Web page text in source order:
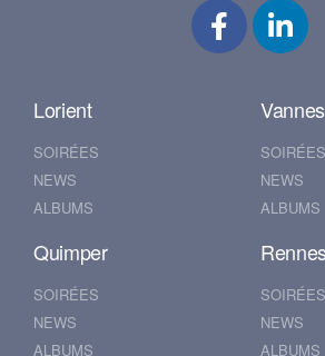
Lorient
SOIRÉES
NEWS
ALBUMS
Vannes
SOIRÉES
NEWS
ALBUMS
Quimper
SOIRÉES
NEWS
ALBUMS
Rennes
SOIRÉES
NEWS
ALBUMS